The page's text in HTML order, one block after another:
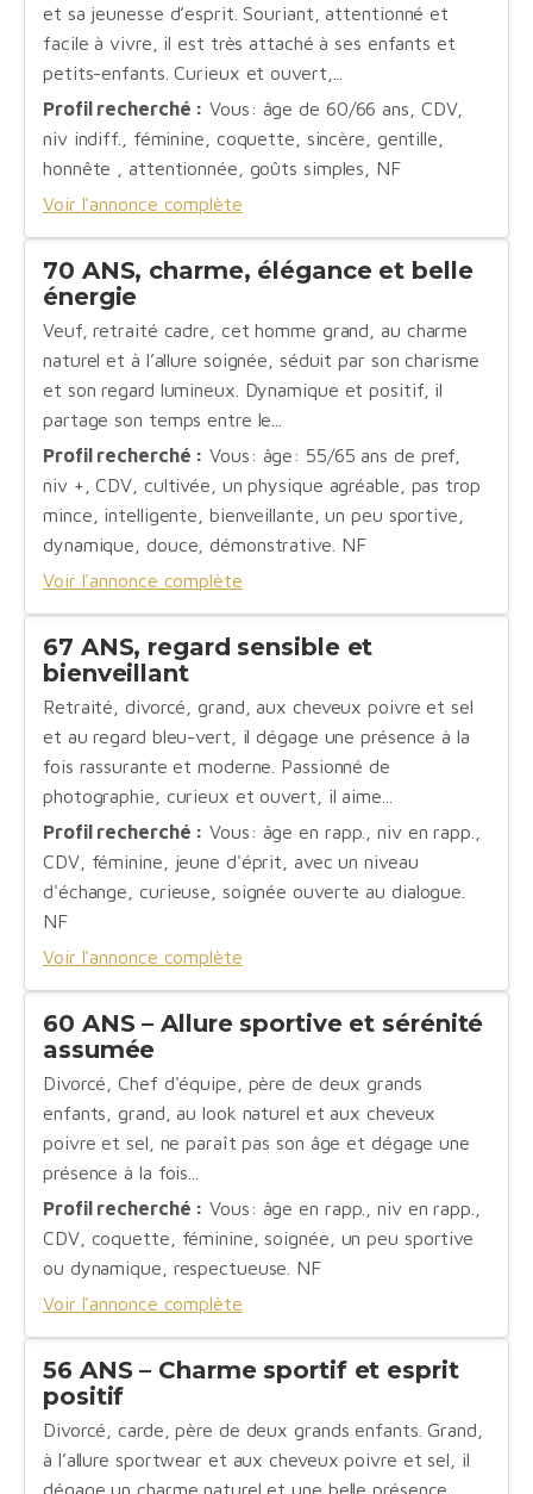
et sa jeunesse d’esprit. Souriant, attentionné et
facile à vivre, il est très attaché à ses enfants et
petits-enfants. Curieux et ouvert,...
Profil recherché : Vous: âge de 60/66 ans, CDV,
niv indiff., féminine, coquette, sincère, gentille,
honnête , attentionnée, goûts simples, NF
Voir l'annonce complète
70 ANS, charme, élégance et belle
énergie
Veuf, retraité cadre, cet homme grand, au charme
naturel et à l’allure soignée, séduit par son charisme
et son regard lumineux. Dynamique et positif, il
partage son temps entre le...
Profil recherché : Vous: âge: 55/65 ans de pref,
niv +, CDV, cultivée, un physique agréable, pas trop
mince, intelligente, bienveillante, un peu sportive,
dynamique, douce, démonstrative. NF
Voir l'annonce complète
67 ANS, regard sensible et
bienveillant
Retraité, divorcé, grand, aux cheveux poivre et sel
et au regard bleu-vert, il dégage une présence à la
fois rassurante et moderne. Passionné de
photographie, curieux et ouvert, il aime...
Profil recherché : Vous: âge en rapp., niv en rapp.,
CDV, féminine, jeune d'éprit, avec un niveau
d'échange, curieuse, soignée ouverte au dialogue.
NF
Voir l'annonce complète
60 ANS – Allure sportive et sérénité
assumée
Divorcé, Chef d'équipe, père de deux grands
enfants, grand, au look naturel et aux cheveux
poivre et sel, ne paraît pas son âge et dégage une
présence à la fois...
Profil recherché : Vous: âge en rapp., niv en rapp.,
CDV, coquette, féminine, soignée, un peu sportive
ou dynamique, respectueuse. NF
Voir l'annonce complète
56 ANS – Charme sportif et esprit
positif
Divorcé, carde, père de deux grands enfants. Grand,
à l’allure sportwear et aux cheveux poivre et sel, il
dégage un charme naturel et une belle présence.